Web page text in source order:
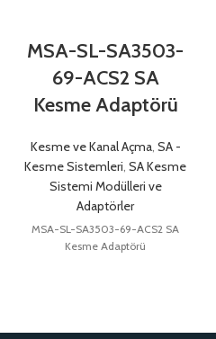
MSA-SL-SA3503-
69-ACS2 SA
Kesme Adaptörü
Kesme ve Kanal Açma, SA -
Kesme Sistemleri, SA Kesme
Sistemi Modülleri ve
Adaptörler
MSA-SL-SA3503-69-ACS2 SA
Kesme Adaptörü